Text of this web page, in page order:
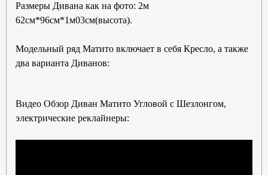
Размеры Дивана как на фото: 2м
62см*96см*1м03см(высота).
Модельный ряд Матито включает в себя Кресло, а также
два варианта Диванов:
Видео Обзор Диван Матито Угловой с Шезлонгом,
электрические реклайнеры: